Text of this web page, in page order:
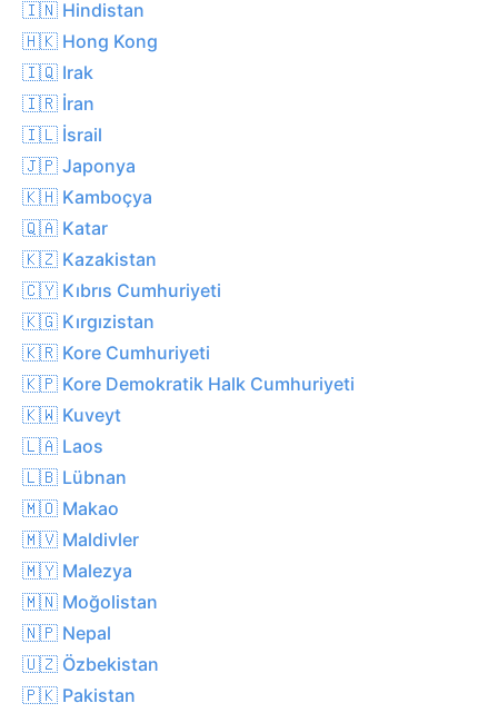
🇮🇳 Hindistan
🇭🇰 Hong Kong
🇮🇶 Irak
🇮🇷 İran
🇮🇱 İsrail
🇯🇵 Japonya
🇰🇭 Kamboçya
🇶🇦 Katar
🇰🇿 Kazakistan
🇨🇾 Kıbrıs Cumhuriyeti
🇰🇬 Kırgızistan
🇰🇷 Kore Cumhuriyeti
🇰🇵 Kore Demokratik Halk Cumhuriyeti
🇰🇼 Kuveyt
🇱🇦 Laos
🇱🇧 Lübnan
🇲🇴 Makao
🇲🇻 Maldivler
🇲🇾 Malezya
🇲🇳 Moğolistan
🇳🇵 Nepal
🇺🇿 Özbekistan
🇵🇰 Pakistan